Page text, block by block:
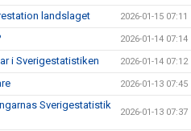
landslaget 2026-01-15 07:11
2026-01-14 07:14
i Sverigestatistiken 2026-01-14 07:12
2026-01-13 07:45
Sverigestatistik
2026-01-13 07:37